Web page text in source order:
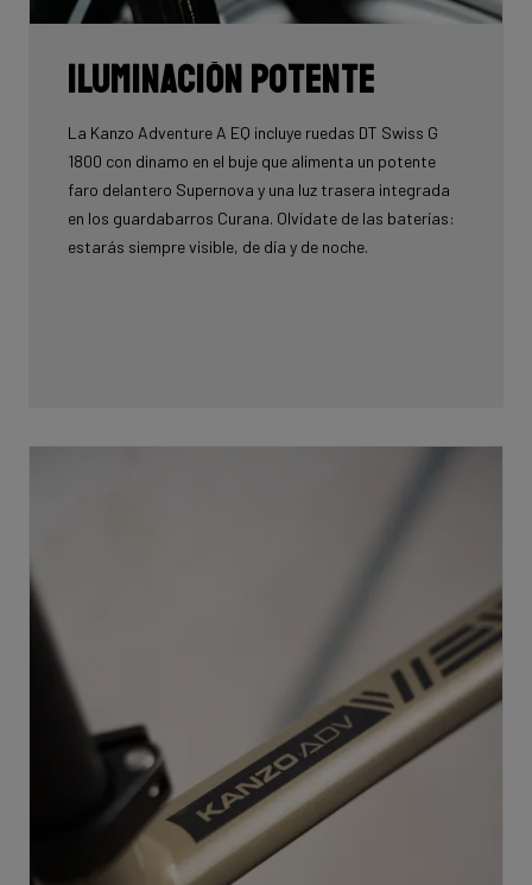
Iluminación potente
La Kanzo Adventure A EQ incluye ruedas DT Swiss G
1800 con dinamo en el buje que alimenta un potente
faro delantero Supernova y una luz trasera integrada
en los guardabarros Curana. Olvídate de las baterías:
estarás siempre visible, de día y de noche.